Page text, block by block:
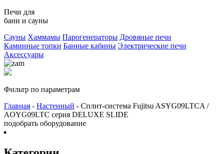
Печи для
бани и сауны
Сауны Хаммамы Парогенераторы Дровяные печи
Каминные топки Банные кабины Электрические печи
Аксессуары
Фильтр по параметрам
Главная - Настенный - Сплит-система Fujitsu ASYG09LTCA /
AOYG09LTC серия DELUXE SLIDE
подобрать оборудование